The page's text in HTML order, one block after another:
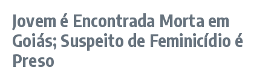
Jovem é Encontrada Morta em
Goiás; Suspeito de Feminicídio é
Preso